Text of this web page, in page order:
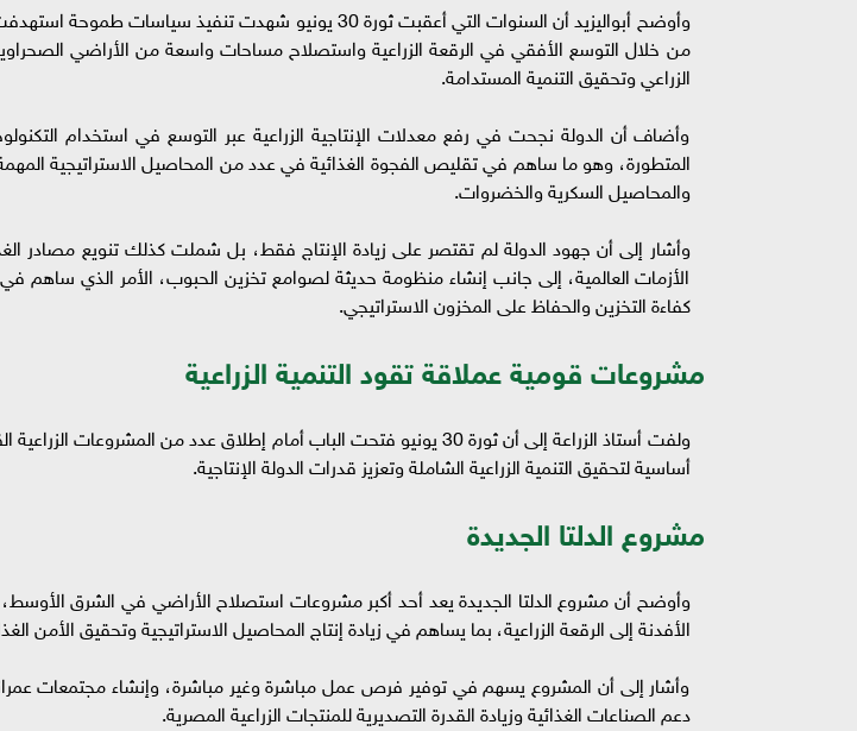
وأوضح أبواليزيد أن السنوات التي أعقبت ثورة 30 يونيو شهدت تنفيذ
من خلال التوسع الأفقي في الرقعة الزراعية واستصلاح مساحات واسعة من الأراضي
الزراعي وتحقيق التنمية المستدامة.
وأضاف أن الدولة نجحت في رفع معدلات الإنتاجية الزراعية عبر التوسع في استخدام
المتطورة، وهو ما ساهم في تقليص الفجوة الغذائية في عدد من المحاصيل الاستراتيجية
والمحاصيل السكرية والخضروات.
وأشار إلى أن جهود الدولة لم تقتصر على زيادة الإنتاج فقط، بل شملت كذلك تنويع مصادر
الأزمات العالمية، إلى جانب إنشاء منظومة حديثة لصوامع تخزين الحبوب، الأمر الذي
كفاءة التخزين والحفاظ على المخزون الاستراتيجي.
مشروعات قومية عملاقة تقود التنمية الزراعية
ولفت أستاذ الزراعة إلى أن ثورة 30 يونيو فتحت الباب أمام إطلاق عدد من المشروعات
أساسية لتحقيق التنمية الزراعية الشاملة وتعزيز قدرات الدولة الإنتاجية.
مشروع الدلتا الجديدة
وأوضح أن مشروع الدلتا الجديدة يعد أحد أكبر مشروعات استصلاح الأراضي في الشرق
الأفدنة إلى الرقعة الزراعية، بما يساهم في زيادة إنتاج المحاصيل الاستراتيجية وتحقيق الأمن
وأشار إلى أن المشروع يسهم في توفير فرص عمل مباشرة وغير مباشرة، وإنشاء مجتمعات
دعم الصناعات الغذائية وزيادة القدرة التصديرية للمنتجات الزراعية المصرية.